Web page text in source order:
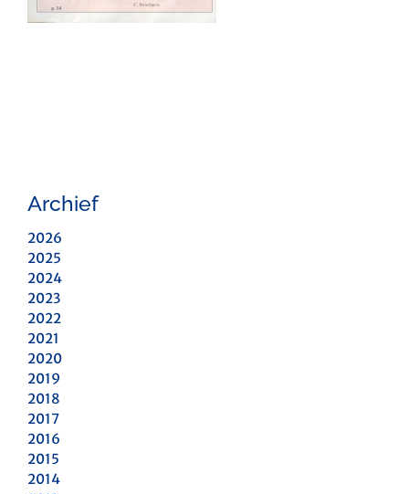
Archief
2026
2025
2024
2023
2022
2021
2020
2019
2018
2017
2016
2015
2014